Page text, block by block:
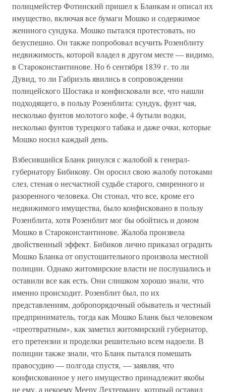
полицмейстер Фотинский пришел к Бланкам и описал их
имущество, включая все бумаги Мошко и содержимое
жениного сундука. Мошко пытался протестовать, но
безуспешно. Он также попробовал всучить Розенблиту
недвижимость, которой владел в другом месте — видимо,
в Староконстантинове. Но 6 сентября 1839 г. то ли
Дувид, то ли Габриэль явились в сопровождении
полицейского Шостака и конфисковали все, что нашли
подходящего, в пользу Розенблита: сундук, фунт чая,
несколько фунтов молотого кофе, 4 бутыли водки,
несколько фунтов турецкого табака и даже очки, которые
Мошко носил каждый день.
Взбесившийся Бланк ринулся с жалобой к генерал-
губернатору Бибикову. Он оросил свою жалобу потоками
слез, стеная о несчастной судьбе старого, смиренного и
разоренного человека. Он стонал, что все, кроме его
недвижимого имущества, было конфисковано в пользу
Розенблита, хотя Розенблит мог бы обойтись и домом
Мошко в Староконстантинове. Жалоба произвела
двойственный эффект. Бибиков лично приказал оградить
Мошко Бланка от опустошительного произвола местной
полиции. Однако житомирские власти не послушались и
оставили все как есть. Они слишком хорошо знали, что
именно происходит. Розенблит был, по их
представлениям, добропорядочный обыватель и честный
предприниматель, тогда как Мошко Бланк был человеком
«преотвратным», как заметил житомирский губернатор,
его претензии и проделки решительно всем надоели. В
полиции также знали, что Бланк пытался помешать
правосудию — полгода спустя, — заявляя, что
конфискованное у него имущество принадлежит якобы
не ему, а некоему Мееру Лехтерману, который оставил